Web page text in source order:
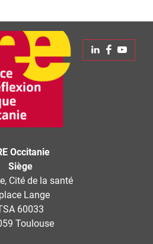
Linkedin
Occitanie
Siège
Cité de la santé
Lange
60033
Toulouse